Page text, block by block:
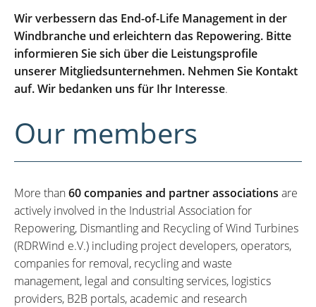
Wir verbessern das End-of-Life Management in der
Windbranche und erleichtern das Repowering. Bitte
informieren Sie sich über die Leistungsprofile
unserer Mitgliedsunternehmen. Nehmen Sie Kontakt
auf. Wir bedanken uns für Ihr Interesse.
Our members
More than60 companies and partner associations are
actively involved in the Industrial Association for
Repowering, Dismantling and Recycling of Wind Turbines
(RDRWind e.V.) including project developers, operators,
companies for removal, recycling and waste
management, legal and consulting services, logistics
providers, B2B portals, academic and research